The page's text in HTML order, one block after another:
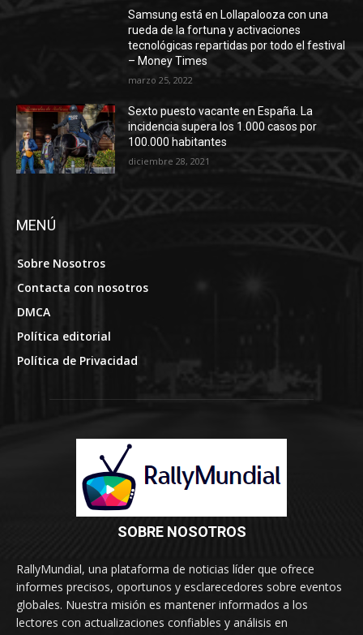
Samsung está en Lollapalooza con una
rueda de la fortuna y activaciones
tecnológicas repartidas por todo el festival
– Money Times
marzo 25, 2022
Sexto puesto vacante en España. La
incidencia supera los 1.000 casos por
100.000 habitantes
diciembre 28, 2021
MENÚ
Sobre Nosotros
Contacta con nosotros
DMCA
Política editorial
Política de Privacidad
SOBRE NOSOTROS
RallyMundial, una plataforma de noticias líder que ofrece
informes precisos, oportunos y esclarecedores sobre eventos
globales. Nuestra misión es mantener informados a los
lectores con actualizaciones confiables y análisis en